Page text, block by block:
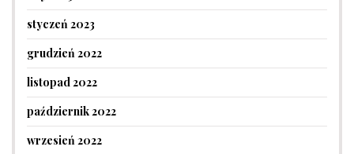
styczeń 2023
grudzień 2022
listopad 2022
październik 2022
wrzesień 2022